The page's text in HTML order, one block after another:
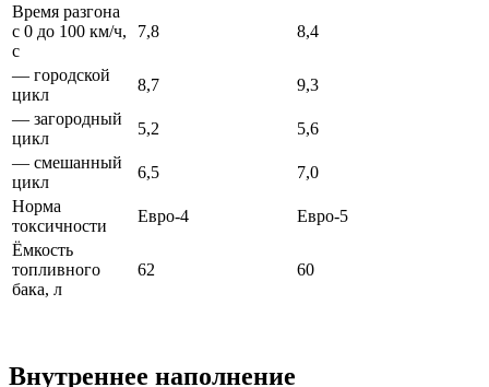
Время разгона
с 0 до 100 км/ч,
с
7,8 8,4
— городской
цикл
8,7
9,3
— загородный
цикл
5,2
5,6
— смешанный
цикл
6,5
7,0
Норма
токсичности
Евро-4
Евро-5
Ёмкость
топливного
бака, л
62 60
Внутреннее наполнение